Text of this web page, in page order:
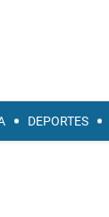
DEPORTES